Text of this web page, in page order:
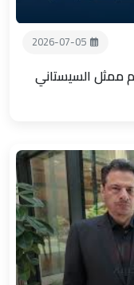
2026-07-05
ممثل السيستاني